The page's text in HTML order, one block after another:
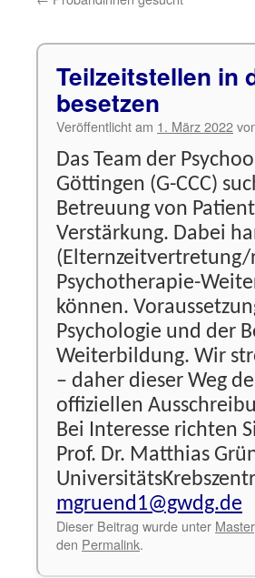
Teilzeitstellen in
besetzen
Veröffentlicht am 1. März 2022
Das Team der
Göttingen (G-CCC)
Betreuung von
Verstärkung. Dabei
(Elternzeitvertretung/
Psychotherapie-
können.
Psychologie und der
Weiterbildung. Wir
– daher dieser Weg
offiziellen
Bei Interesse richten
Prof. Dr. Matthias
mgruend1@gwdg.de
Dieser Beitrag wurde unter Master
den Permalink.